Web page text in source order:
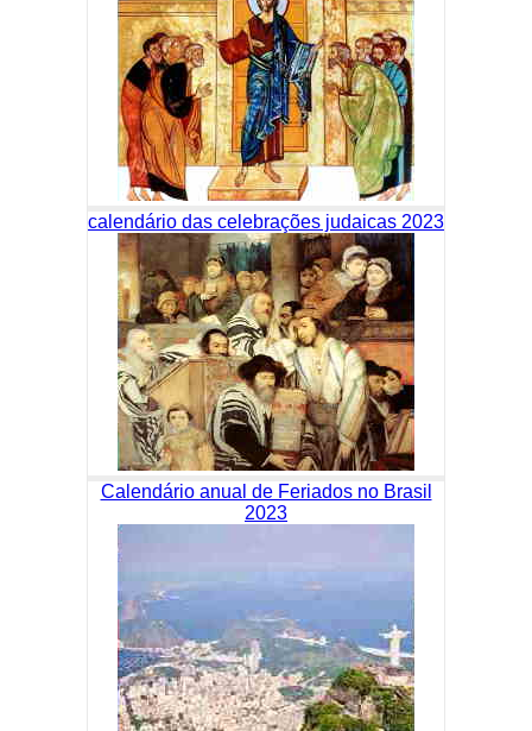
calendário das celebrações judaicas 2023
Calendário anual de Feriados no Brasil
2023